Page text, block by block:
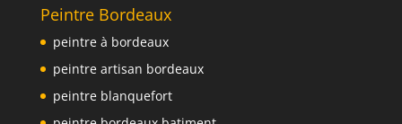
Peintre Bordeaux
peintre à bordeaux
peintre artisan bordeaux
peintre blanquefort